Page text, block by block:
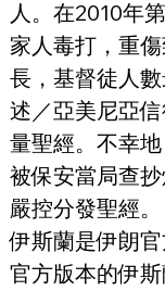
人。在2010年
家人毒打，重
長，基督徒人
述／亞美尼亞
量聖經。不幸
被保安當局查
嚴控分發聖經。
伊斯蘭是伊朗
官方版本的伊